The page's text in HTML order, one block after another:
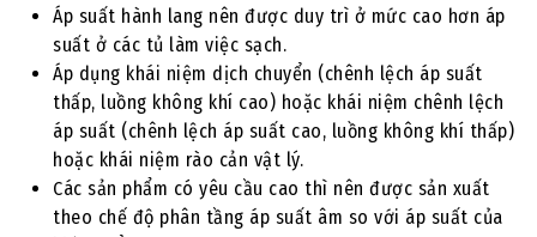
Áp suất hành lang nên được duy trì ở mức cao hơn áp
suất ở các tủ làm việc sạch.
Áp dụng khái niệm dịch chuyển (chênh lệch áp suất
thấp, luồng không khí cao) hoặc khái niệm chênh lệch
áp suất (chênh lệch áp suất cao, luồng không khí thấp)
hoặc khái niệm rào cản vật lý.
Các sản phẩm có yêu cầu cao thì nên được sản xuất
theo chế độ phân tầng áp suất âm so với áp suất của